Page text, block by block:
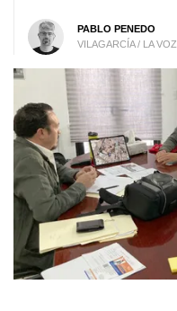
PABLO PENEDO
VILAGARCÍA / LA VOZ